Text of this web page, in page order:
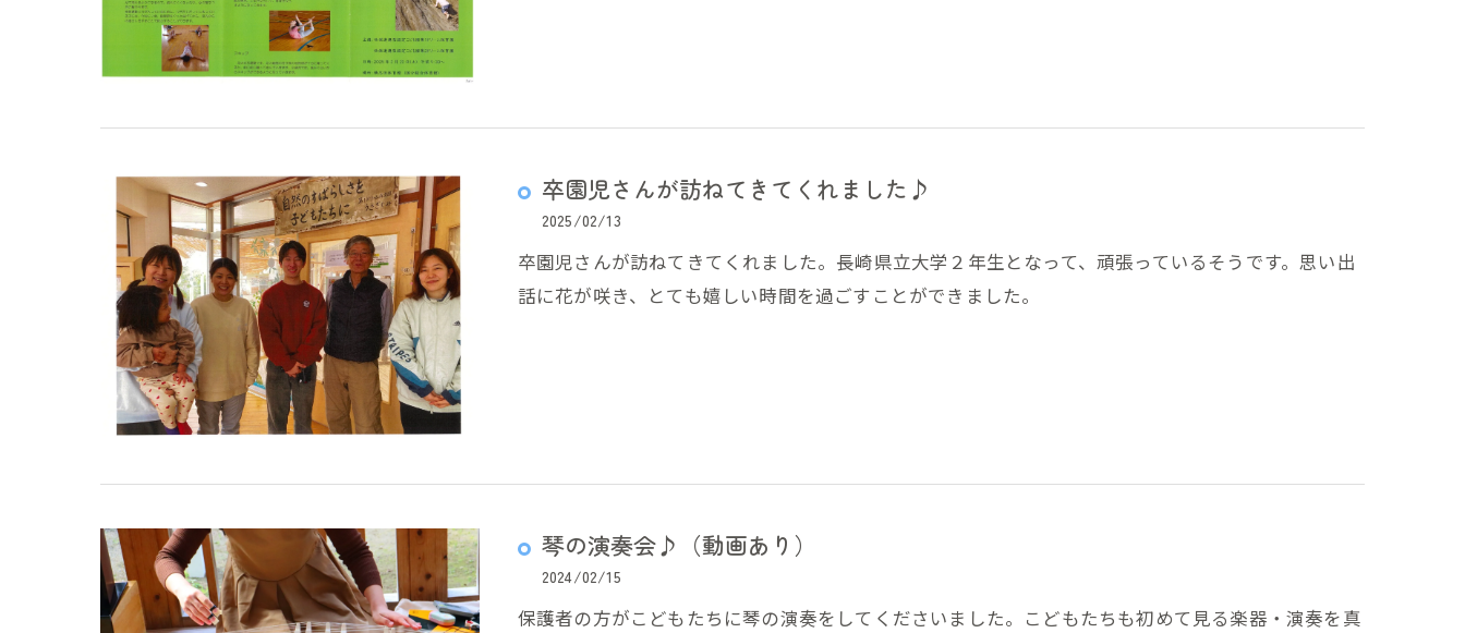
卒園児さんが訪ねてきてくれました♪
2025/02/13
卒園児さんが訪ねてきてくれました。長崎県立大学２年生となって、頑張っているそうです。思い出
話に花が咲き、とても嬉しい時間を過ごすことができました。
琴の演奏会♪（動画あり）
2024/02/15
保護者の方がこどもたちに琴の演奏をしてくださいました。こどもたちも初めて見る楽器・演奏を真